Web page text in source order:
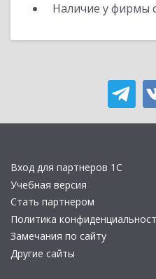
Наличие у фирмы
Вход для партнеров 1С
Учебная версия
Стать партнером
Политика
Замечания по сайту
Другие сайты